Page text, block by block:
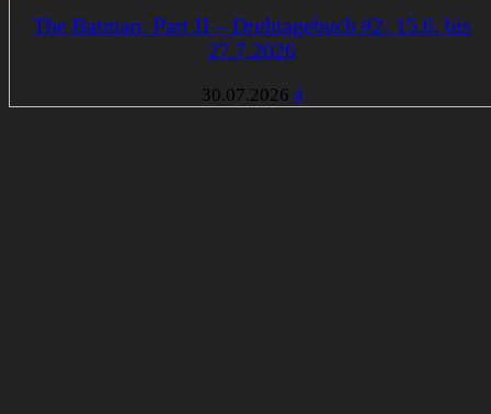
The Batman: Part II – Drehtagebuch #2: 15.6. bis
27.7.2026
30.07.2026 4